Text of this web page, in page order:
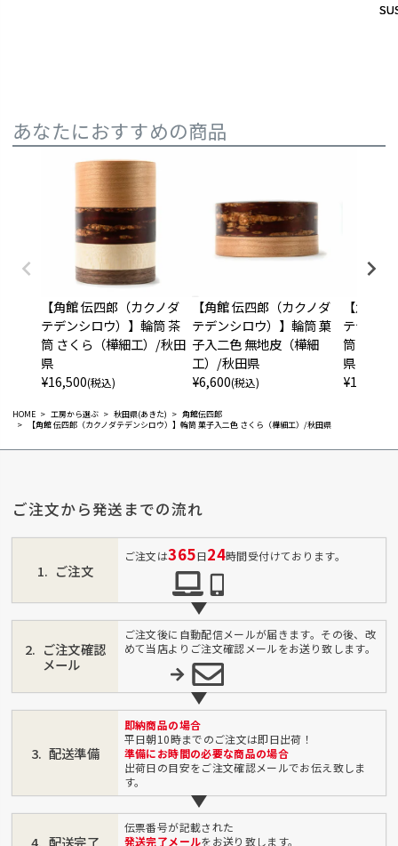
HOME 工房から選ぶ 秋田県(あきた)
角館伝四郎
【角館 伝四郎（カクノダテデンシロウ）】輪筒 菓子入二色 さくら（樺細工）/秋田県
あなたにおすすめの商品
【角館 伝四郎（カクノダ
テデンシロウ）】輪筒 茶
筒 さくら（樺細工）/秋田
県
¥16,500(税込)
【角館 伝四郎（カクノダ
テデンシロウ）】輪筒 菓
子入二色 無地皮（樺細
工）/秋田県
¥6,600(税込)
【角館
テデンシ
筒 かえ
県
¥16,500
ご注文から発送までの流れ
ご注文
ご注文は365日24時間受付けております。
ご注文確認
メール
ご注文後に自動配信メールが届きます。その後、改
めて当店よりご注文確認メールをお送り致します。
配送準備
即納商品の場合
平日朝10時までのご注文は即日出荷！
準備にお時間の必要な商品の場合
出荷日の目安をご注文確認メールでお伝え致しま
す。
配送完了
伝票番号が記載された
発送完了メールをお送り致します。